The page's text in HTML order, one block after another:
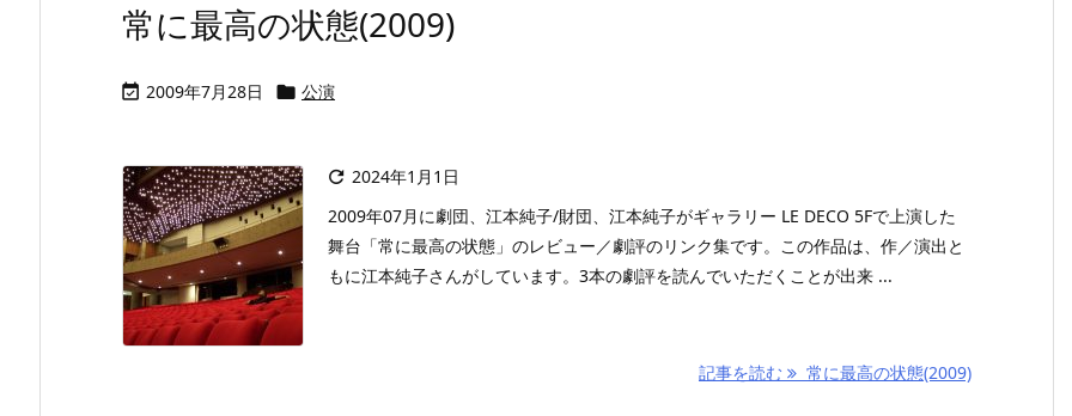
常に最高の状態(2009)
 2009年7月28日  公演
 2024年1月1日
2009年07月に劇団、江本純子/財団、江本純子がギャラリー LE DECO 5Fで上演した
舞台「常に最高の状態」のレビュー／劇評のリンク集です。この作品は、作／演出と
もに江本純子さんがしています。3本の劇評を読んでいただくことが出来 ...
記事を読む 常に最高の状態(2009)